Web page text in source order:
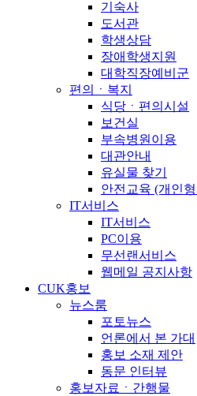
기숙사
도서관
학생상담
장애학생지원
대학직장예비군
편의ㆍ복지
식당ㆍ편의시설
보건실
부속병원이용
대관안내
유실물 찾기
안전교육 (개인
IT서비스
IT서비스
PC이용
무선랜서비스
웹메일 공지사항
CUK홍보
뉴스룸
포토뉴스
언론에서 본 가대
홍보 소재 제안
동문 인터뷰
홍보자료ㆍ간행물